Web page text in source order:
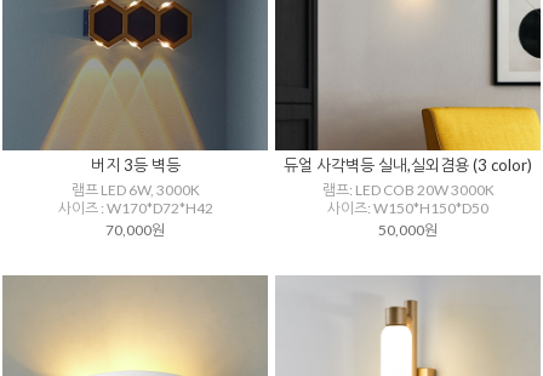
버지 3등 벽등
램프 LED 6W, 3000K
사이즈 : W170*D72*H42
70,000원
듀얼 사각벽등 실내,실외겸용 (3 color)
램프: LED COB 20W 3000K
사이즈: W150*H150*D50
50,000원